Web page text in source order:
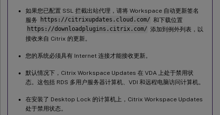
如果您已配置 SSL 拦截出站代理，请将 Workspace 自动更新签名
服务
https://citrixupdates.cloud.com/ 和下载位置
https://downloadplugins.citrix.com/ 添加到例外列表，以
接收来自 Citrix 的更新。
您的系统必须具有 Internet 连接才能接收更新。
默认情况下，Citrix Workspace Updates 在 VDA 上处于禁用状
态。这包括 RDS 多用户服务器计算机、VDI 和远程电脑访问计算机。
在安装了 Desktop Lock 的计算机上，Citrix Workspace Updates
处于禁用状态。